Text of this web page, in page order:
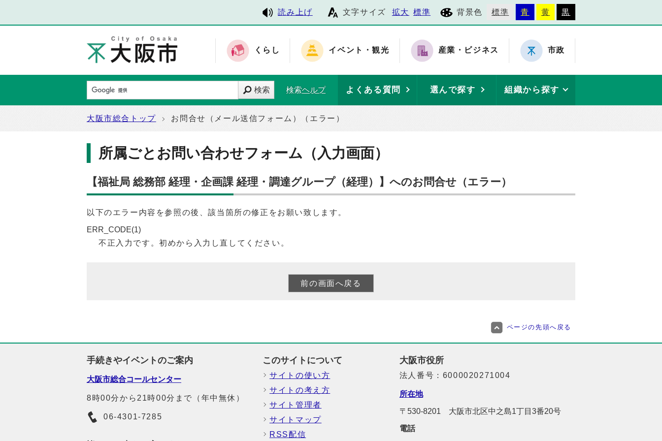
読み上げ 文字サイズ 拡大 標準 背景色 標準 青 黄 黒
くらし イベント・観光 産業・ビジネス 市政
検索 検索ヘルプ よくある質問 選んで探す 組織から探す
大阪市総合トップ お問合せ（メール送信フォーム）（エラー）
所属ごとお問い合わせフォーム（入力画面）
【福祉局 総務部 経理・企画課 経理・調達グループ（経理）】へのお問合せ（エラー）
以下のエラー内容を参照の後、該当箇所の修正をお願い致します。
ERR_CODE(1)
不正入力です。初めから入力し直してください。
ページの先頭へ戻る
手続きやイベントのご案内
大阪市総合コールセンター
8時00分から21時00分まで（年中無休）
06-4301-7285
このサイトについて
サイトの使い方
サイトの考え方
サイト管理者
サイトマップ
RSS配信
大阪市役所
法人番号：6000020271004
所在地
〒530-8201 大阪市北区中之島1丁目3番20号
電話